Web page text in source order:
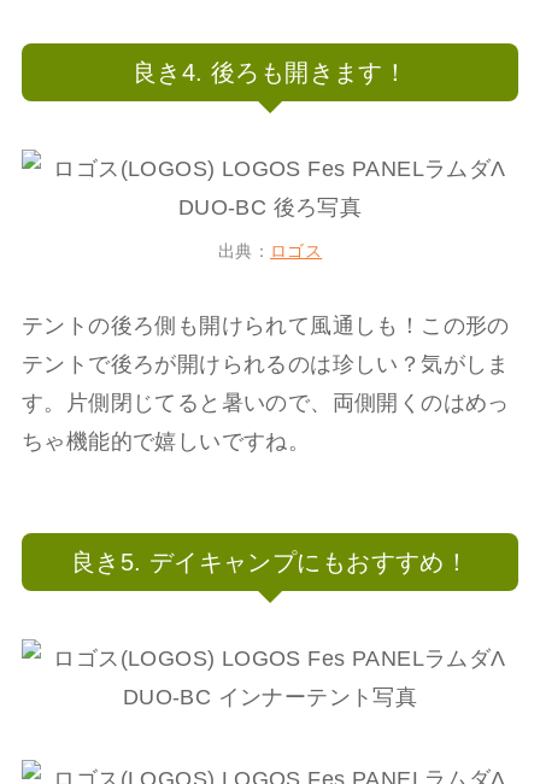
良き4. 後ろも開きます！
出典： ロゴス
テントの後ろ側も開けられて風通しも！この形の
テントで後ろが開けられるのは珍しい？気がしま
す。片側閉じてると暑いので、両側開くのはめっ
ちゃ機能的で嬉しいですね。
良き5. デイキャンプにもおすすめ！